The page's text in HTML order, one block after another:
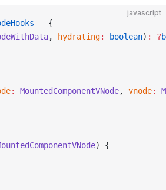
javascript
= {
, hydrating: boolean) : ?
: MountedComponentVNode, vnode:
) {